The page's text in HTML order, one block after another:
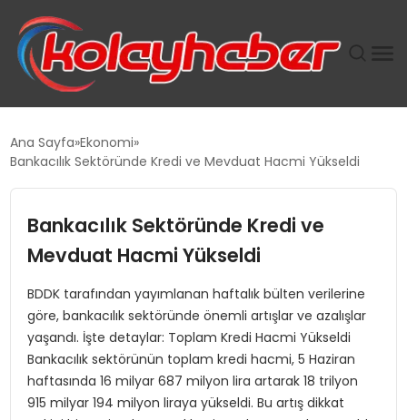
TANYER YAPI ZEMIN MÜHENDISLIĞINDE HEDEF
TOROSLAR’DA PAZAR GERGİNLİĞİ!
Ana Sayfa Ekonomi
Bankacılık Sektöründe Kredi ve Mevduat Hacmi Yükseldi
Bankacılık Sektöründe Kredi ve
Mevduat Hacmi Yükseldi
BDDK tarafından yayımlanan haftalık bülten verilerine
göre, bankacılık sektöründe önemli artışlar ve azalışlar
yaşandı. İşte detaylar: Toplam Kredi Hacmi Yükseldi
Bankacılık sektörünün toplam kredi hacmi, 5 Haziran
haftasında 16 milyar 687 milyon lira artarak 18 trilyon
915 milyar 194 milyon liraya yükseldi. Bu artış dikkat